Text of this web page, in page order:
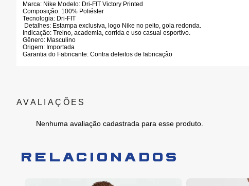
Marca: Nike Modelo: Dri-FIT Victory Printed
Composição: 100% Poliéster
Tecnologia: Dri-FIT
Detalhes: Estampa exclusiva, logo Nike no peito, gola redonda.
Indicação: Treino, academia, corrida e uso casual esportivo.
Gênero: Masculino
Origem: Importada
Garantia do Fabricante: Contra defeitos de fabricação
Nenhuma avaliação cadastrada para esse produto.
RELACIONADOS